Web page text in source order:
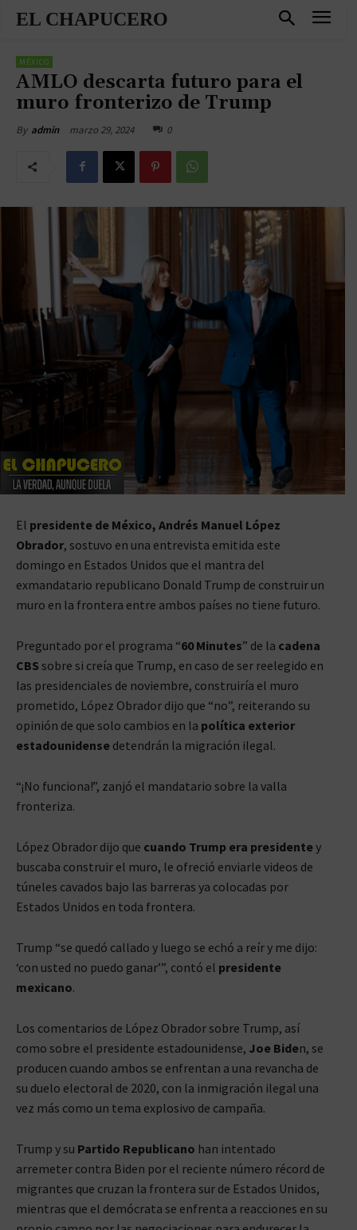
EL CHAPUCERO
MÉXICO
AMLO descarta futuro para el
muro fronterizo de Trump
By admin marzo 29, 2024 0
El presidente de México, Andrés Manuel López
Obrador, sostuvo en una entrevista emitida este
domingo en Estados Unidos que el mantra del
exmandatario republicano Donald Trump de construir un
muro en la frontera entre ambos países no tiene futuro.
Preguntado por el programa “60 Minutes” de la cadena
CBS sobre si creía que Trump, en caso de ser reelegido en
las presidenciales de noviembre, construiría el muro
prometido, López Obrador dijo que “no”, reiterando su
opinión de que solo cambios en la política exterior
estadounidense detendrán la migración ilegal.
“¡No funciona!”, zanjó el mandatario sobre la valla
fronteriza.
López Obrador dijo que cuando Trump era presidentey
buscaba construir el muro, le ofreció enviarle videos de
túneles cavados bajo las barreras ya colocadas por
Estados Unidos en toda frontera.
Trump “se quedó callado y luego se echó a reír y me dijo:
‘con usted no puedo ganar’”, contó el presidente
mexicano.
Los comentarios de López Obrador sobre Trump, así
como sobre el presidente estadounidense, Joe Biden, se
producen cuando ambos se enfrentan a una revancha de
su duelo electoral de 2020, con la inmigración ilegal una
vez más como un tema explosivo de campaña.
Trump y su Partido Republicano han intentado
arremeter contra Biden por el reciente número récord de
migrantes que cruzan la frontera sur de Estados Unidos,
mientras que el demócrata se enfrenta a reacciones en su